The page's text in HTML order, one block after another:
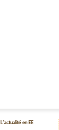
L’actualité en EE